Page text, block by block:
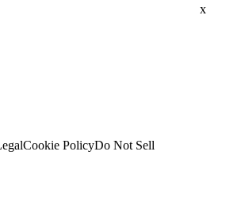
x
Cookie PolicyDo Not Sell